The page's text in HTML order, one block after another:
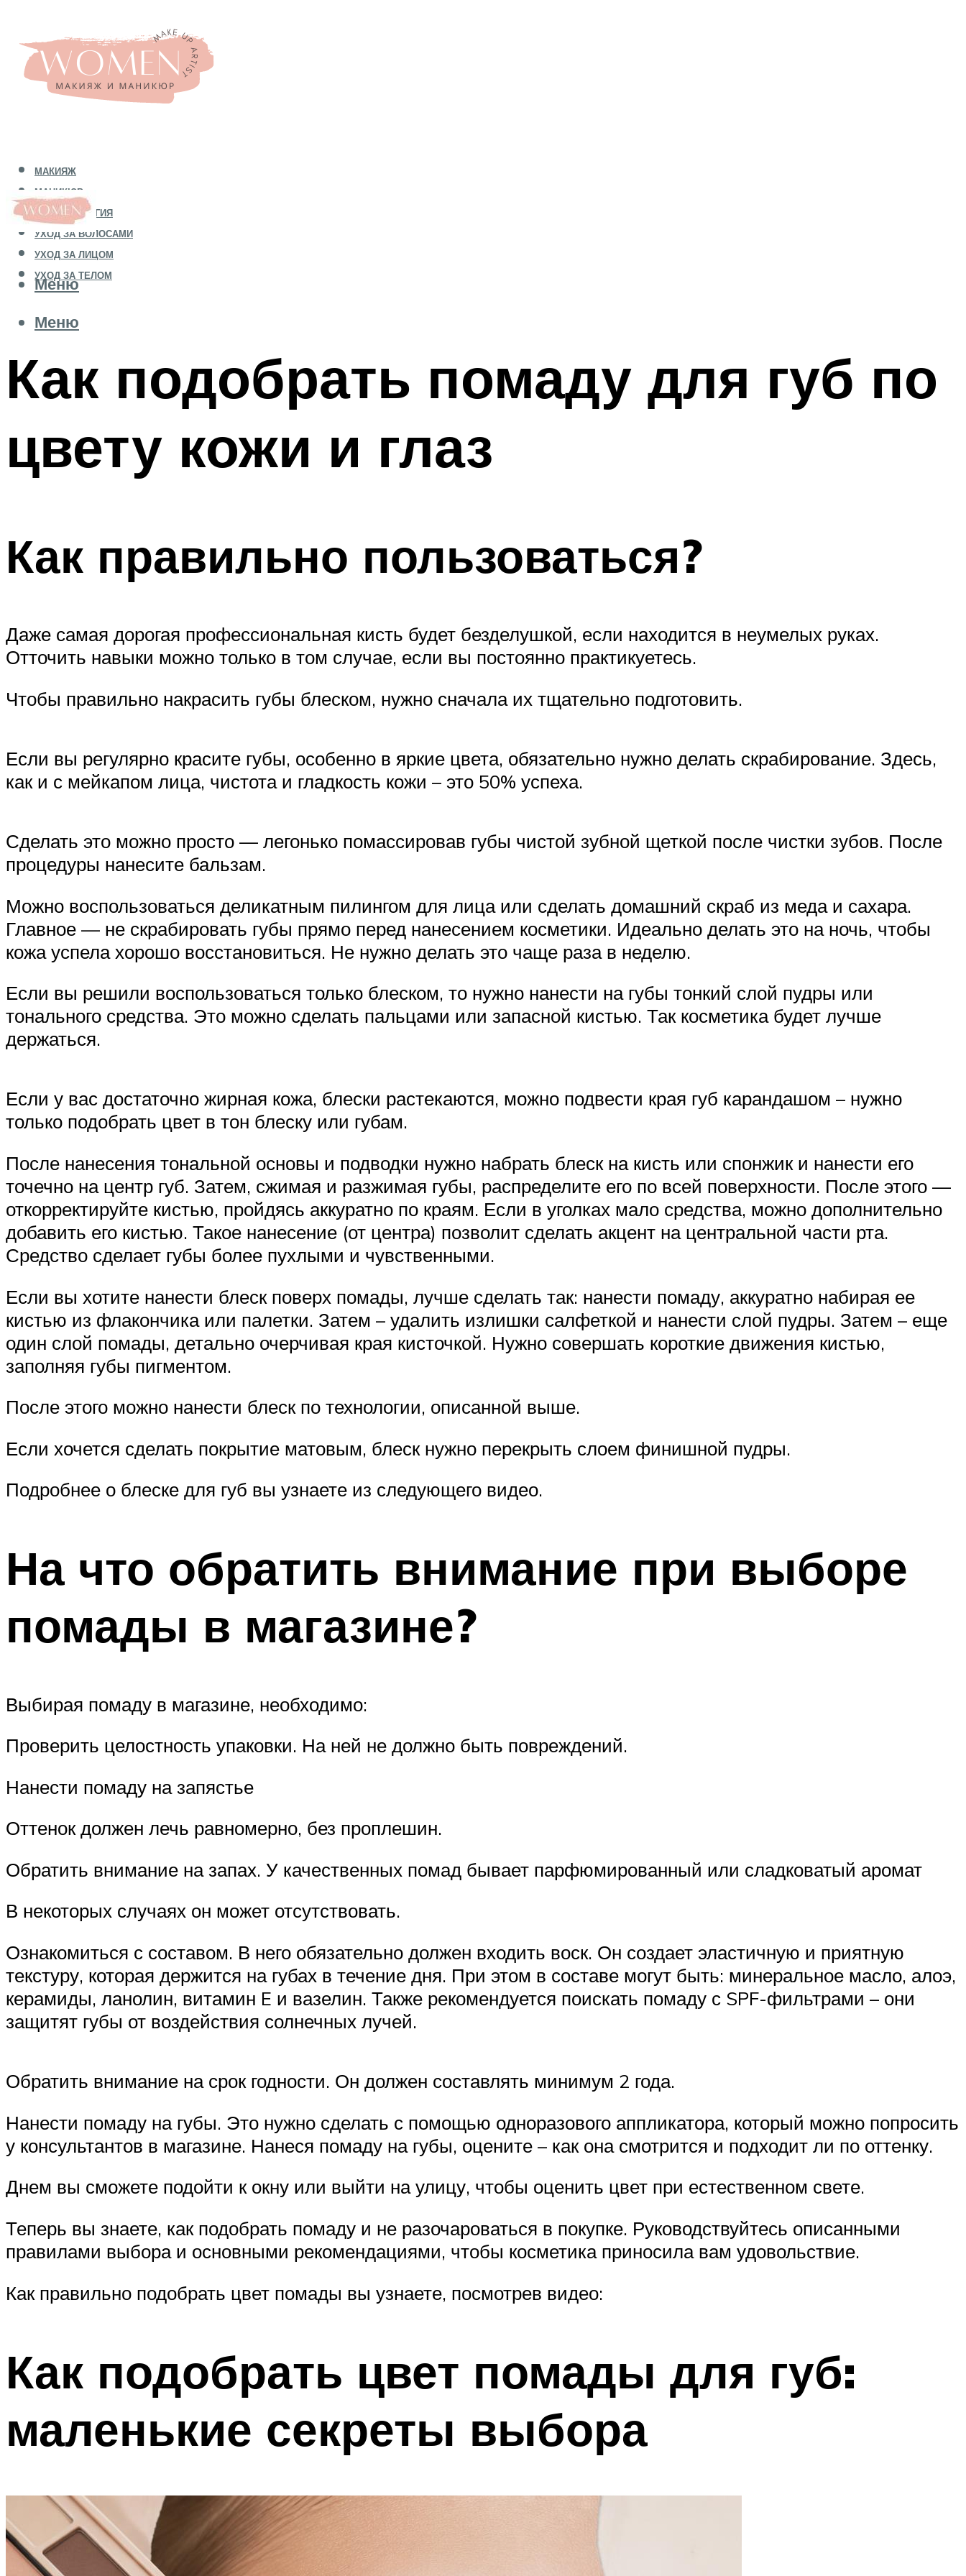
МАКИЯЖ
МАНИКЮР
КОСМЕТОЛОГИЯ
УХОД ЗА ВОЛОСАМИ
УХОД ЗА ЛИЦОМ
УХОД ЗА ТЕЛОМ
Меню
Меню
Как подобрать помаду для губ по
цвету кожи и глаз
Как правильно пользоваться?
Даже самая дорогая профессиональная кисть будет безделушкой, если находится в неумелых руках.
Отточить навыки можно только в том случае, если вы постоянно практикуетесь.
Чтобы правильно накрасить губы блеском, нужно сначала их тщательно подготовить.
Если вы регулярно красите губы, особенно в яркие цвета, обязательно нужно делать скрабирование. Здесь,
как и с мейкапом лица, чистота и гладкость кожи – это 50% успеха.
Сделать это можно просто — легонько помассировав губы чистой зубной щеткой после чистки зубов. После
процедуры нанесите бальзам.
Можно воспользоваться деликатным пилингом для лица или сделать домашний скраб из меда и сахара.
Главное — не скрабировать губы прямо перед нанесением косметики. Идеально делать это на ночь, чтобы
кожа успела хорошо восстановиться. Не нужно делать это чаще раза в неделю.
Если вы решили воспользоваться только блеском, то нужно нанести на губы тонкий слой пудры или
тонального средства. Это можно сделать пальцами или запасной кистью. Так косметика будет лучше
держаться.
Если у вас достаточно жирная кожа, блески растекаются, можно подвести края губ карандашом – нужно
только подобрать цвет в тон блеску или губам.
После нанесения тональной основы и подводки нужно набрать блеск на кисть или спонжик и нанести его
точечно на центр губ. Затем, сжимая и разжимая губы, распределите его по всей поверхности. После этого —
откорректируйте кистью, пройдясь аккуратно по краям. Если в уголках мало средства, можно дополнительно
добавить его кистью. Такое нанесение (от центра) позволит сделать акцент на центральной части рта.
Средство сделает губы более пухлыми и чувственными.
Если вы хотите нанести блеск поверх помады, лучше сделать так: нанести помаду, аккуратно набирая ее
кистью из флакончика или палетки. Затем – удалить излишки салфеткой и нанести слой пудры. Затем – еще
один слой помады, детально очерчивая края кисточкой. Нужно совершать короткие движения кистью,
заполняя губы пигментом.
После этого можно нанести блеск по технологии, описанной выше.
Если хочется сделать покрытие матовым, блеск нужно перекрыть слоем финишной пудры.
Подробнее о блеске для губ вы узнаете из следующего видео.
На что обратить внимание при выборе
помады в магазине?
Выбирая помаду в магазине, необходимо:
Проверить целостность упаковки. На ней не должно быть повреждений.
Нанести помаду на запястье
Оттенок должен лечь равномерно, без проплешин.
Обратить внимание на запах. У качественных помад бывает парфюмированный или сладковатый аромат
В некоторых случаях он может отсутствовать.
Ознакомиться с составом. В него обязательно должен входить воск. Он создает эластичную и приятную
текстуру, которая держится на губах в течение дня. При этом в составе могут быть: минеральное масло, алоэ,
керамиды, ланолин, витамин E и вазелин. Также рекомендуется поискать помаду с SPF-фильтрами – они
защитят губы от воздействия солнечных лучей.
Обратить внимание на срок годности. Он должен составлять минимум 2 года.
Нанести помаду на губы. Это нужно сделать с помощью одноразового аппликатора, который можно попросить
у консультантов в магазине. Нанеся помаду на губы, оцените – как она смотрится и подходит ли по оттенку.
Днем вы сможете подойти к окну или выйти на улицу, чтобы оценить цвет при естественном свете.
Теперь вы знаете, как подобрать помаду и не разочароваться в покупке. Руководствуйтесь описанными
правилами выбора и основными рекомендациями, чтобы косметика приносила вам удовольствие.
Как правильно подобрать цвет помады вы узнаете, посмотрев видео:
Как подобрать цвет помады для губ:
маленькие секреты выбора